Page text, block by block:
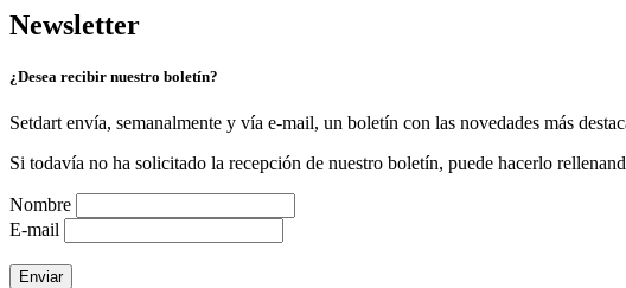
Newsletter
¿Desea recibir nuestro boletín?
Setdart envía, semanalmente y vía e-mail, un boletín con las novedades más
Si todavía no ha solicitado la recepción de nuestro boletín, puede hacerlo
Nombre
E-mail